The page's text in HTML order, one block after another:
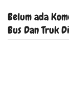
Belum ada
Bus Dan Truk